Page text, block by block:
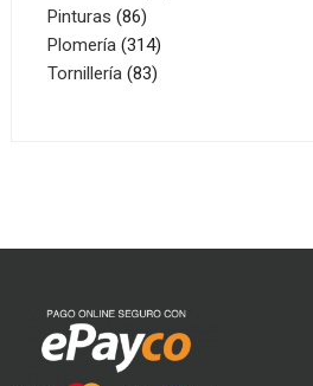
Pinturas 8686
productos
Plomería 314314
productos
Tornillería 8383